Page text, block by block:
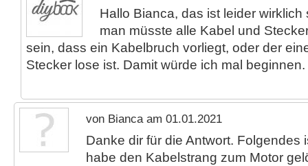
Hallo Bianca, das ist leider wirklich
man müsste alle Kabel und
sein, dass ein Kabelbruch vorliegt, oder der
Stecker lose ist. Damit würde ich mal
von Bianca am 01.01.2021
Danke dir für die Antwort. Folgendes
habe den Kabelstrang zum Motor